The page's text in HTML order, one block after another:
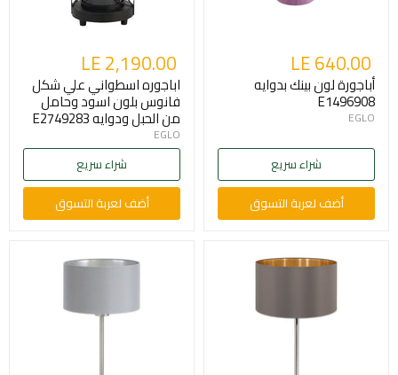
LE 640.00
أباجورة لون بينك بدوايه
E1496908
EGLO
شراء سريع
أضف لعربة التسوق
LE 2,190.00
اباجوره اسطواني علي شكل
فانوس بلون اسود وحامل
من الحبل ودوايه E2749283
EGLO
شراء سريع
أضف لعربة التسوق